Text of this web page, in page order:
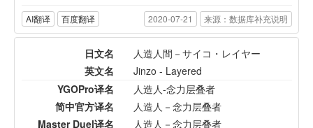
AI翻译 百度翻译 2020-07-21 来源：数据库补充说明
日文名
人造人間－サイコ・レイヤー
英文名
Jinzo - Layered
YGOPro译名
人造人-念力层叠者
简中官方译名
人造人－念力层叠者
Master Duel译名
人造人－念力层叠者